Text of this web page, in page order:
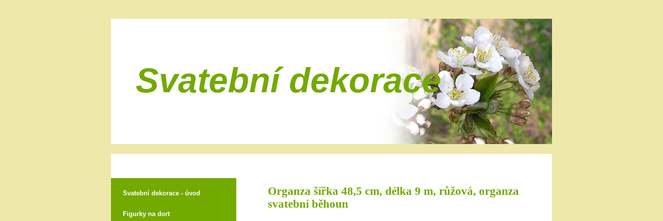
Svatební dekorace
Svatební dekorace - úvod
Figurky na dort
Organza šířka 48,5 cm, délka 9 m, růžová, organza
svatební běhoun